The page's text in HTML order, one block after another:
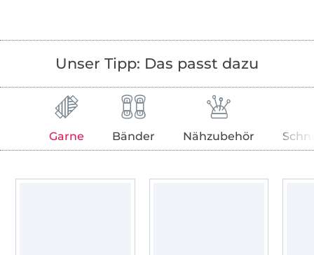
Unser Tipp: Das passt dazu
Garne Bänder Nähzubehör